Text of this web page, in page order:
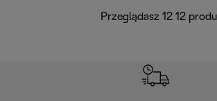
Przeglądasz 12 12